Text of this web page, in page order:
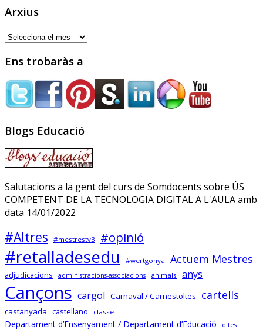
Sóc.mestre @socmestre.bsky.social⋅
2y
Andrea Galaxina
@andreagalaxina.bsky.social
que han publicado hoy en El País
sobre una niña en Asturias que se
ha suicidado tras sufrir bullying en
relato me ha escalofriado y me ha
hecho pensar mucho en las
situaciones que yo me encuentro
cotidianamente en mi instituto…
Arxius
Arxius
Ens trobaràs a
Blogs Educació
Salutacions a la gent del curs de Somdocents sobre ÚS
COMPETENT DE LA TECNOLOGIA DIGITAL A L'AULA amb
data 14/01/2022
#Altres #mestrestv3 #opinió
#retalladesedu #wertgonya Actuem Mestres
adjudicacions administracions-associacions animals anys
Cançons cargol Carnaval / Carnestoltes cartells
castanyada castellano classe
Departament d’Ensenyament / Departament d’Educació dites